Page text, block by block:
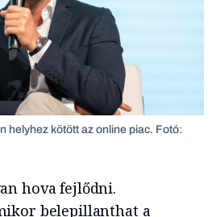
helyhez kötött az online piac. Fotó:
hova fejlődni.
belepillanthat a